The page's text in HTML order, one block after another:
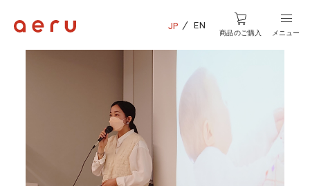
JP EN
商品のご購入 メニュー